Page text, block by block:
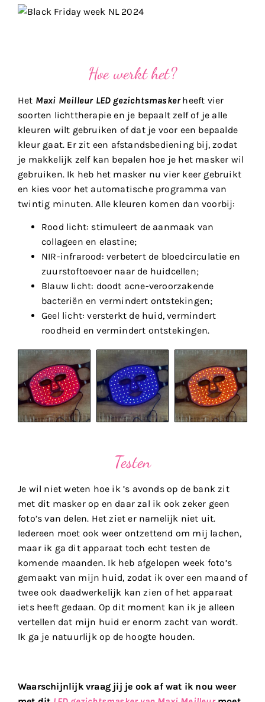
Hoe werkt het?
Het Maxi Meilleur LED gezichtsmaskerheeft vier
soorten lichttherapie en je bepaalt zelf of je alle
kleuren wilt gebruiken of dat je voor een bepaalde
kleur gaat. Er zit een afstandsbediening bij, zodat
je makkelijk zelf kan bepalen hoe je het masker wil
gebruiken. Ik heb het masker nu vier keer gebruikt
en kies voor het automatische programma van
twintig minuten. Alle kleuren komen dan voorbij:
Rood licht: stimuleert de aanmaak van
collageen en elastine;
NIR-infrarood: verbetert de bloedcirculatie en
zuurstoftoevoer naar de huidcellen;
Blauw licht: doodt acne-veroorzakende
bacteriën en vermindert ontstekingen;
Geel licht: versterkt de huid, vermindert
roodheid en vermindert ontstekingen.
Testen
Je wil niet weten hoe ik ’s avonds op de bank zit
met dit masker op en daar zal ik ook zeker geen
foto’s van delen. Het ziet er namelijk niet uit.
Iedereen moet ook weer ontzettend om mij lachen,
maar ik ga dit apparaat toch echt testen de
komende maanden. Ik heb afgelopen week foto’s
gemaakt van mijn huid, zodat ik over een maand of
twee ook daadwerkelijk kan zien of het apparaat
iets heeft gedaan. Op dit moment kan ik je alleen
vertellen dat mijn huid er enorm zacht van wordt.
Ik ga je natuurlijk op de hoogte houden.
Waarschijnlijk vraag jij je ook af wat ik nou weer